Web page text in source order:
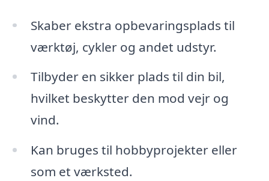
Skaber ekstra opbevaringsplads til
værktøj, cykler og andet udstyr.
Tilbyder en sikker plads til din bil,
hvilket beskytter den mod vejr og
vind.
Kan bruges til hobbyprojekter eller
som et værksted.